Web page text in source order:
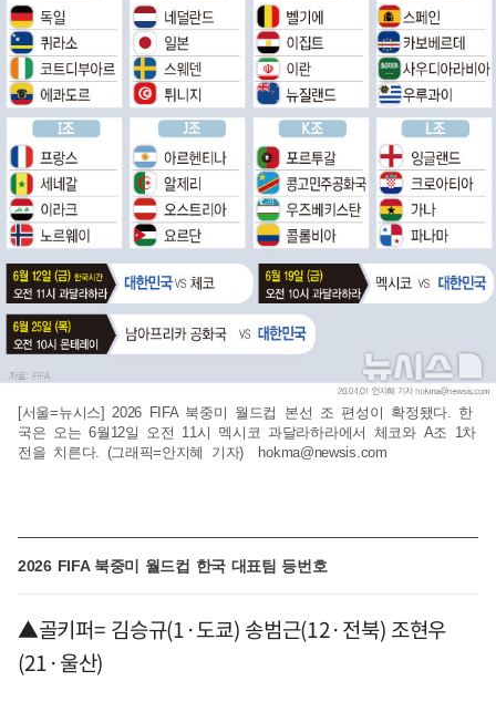
[서울=뉴시스] 2026 FIFA 북중미 월드컵 본선 조 편성이 확정됐다. 한
국은 오는 6월12일 오전 11시 멕시코 과달라하라에서 체코와 A조 1차
전을 치른다. (그래픽=안지혜 기자)
hokma@newsis.com
2026 FIFA 북중미 월드컵 한국 대표팀 등번호
▲골키퍼= 김승규(1·도쿄) 송범근(12·전북) 조현우
(21·울산)